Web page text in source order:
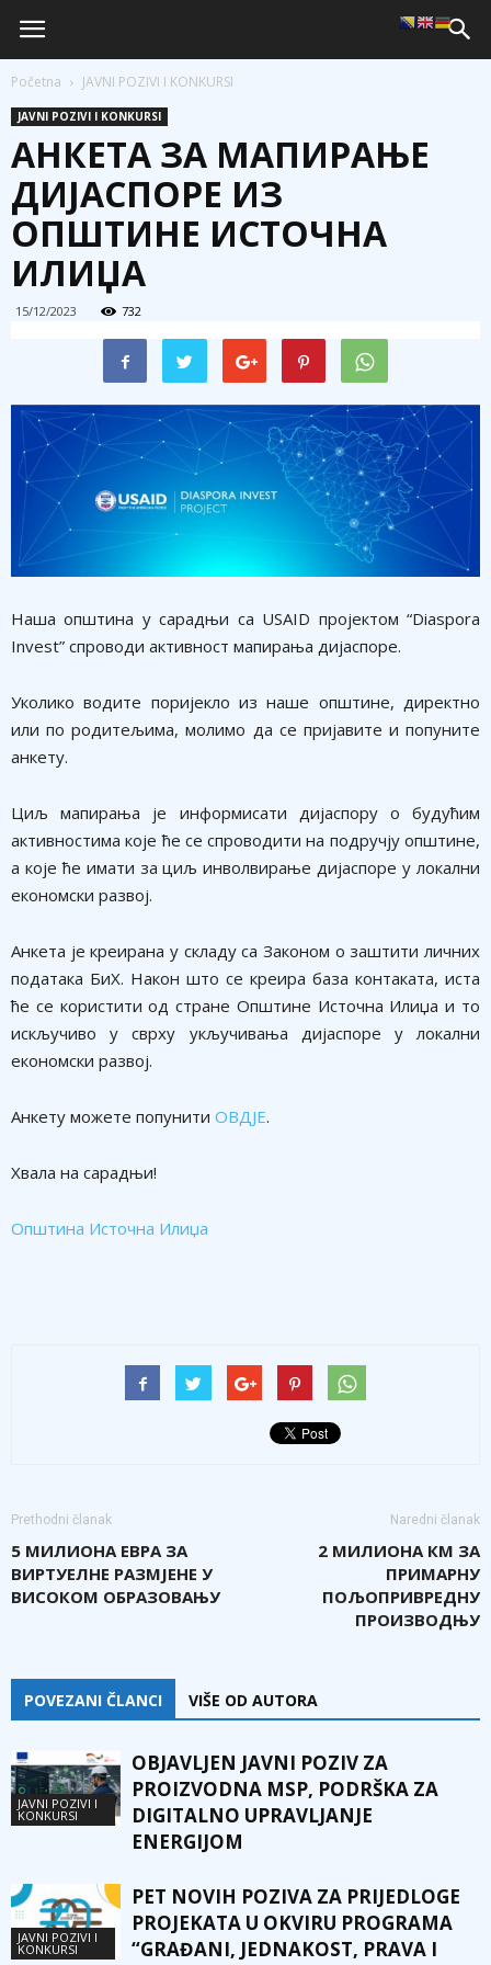
Početna JAVNI POZIVI I KONKURSI
JAVNI POZIVI I KONKURSI
АНКЕТА ЗА МАПИРАЊЕ
ДИЈАСПОРЕ ИЗ
ОПШТИНЕ ИСТОЧНА
ИЛИЏА
15/12/2023 732
Наша општина у сарадњи са USAID пројектом “Diaspora
Invest” спроводи активност мапирања дијаспоре.
Уколико водите поријекло из наше општине, директно
или по родитељима, молимо да се пријавите и попуните
анкету.
Циљ мапирања је информисати дијаспору о будућим
активностима које ће се спроводити на подручју општине,
а које ће имати за циљ инволвирање дијаспоре у локални
економски развој.
Анкета је креирана у складу са Законом о заштити личних
података БиХ. Након што се креира база контаката, иста
ће се користити од стране Општине Источна Илиџа и то
искључиво у сврху укључивања дијаспоре у локални
економски развој.
Анкету можете попунити ОВДЈЕ.
Хвала на сарадњи!
Општина Источна Илиџа
Prethodni članak
5 МИЛИОНА ЕВРА ЗА
ВИРТУЕЛНЕ РАЗМЈЕНЕ У
ВИСОКОМ ОБРАЗОВАЊУ
Naredni članak
2 МИЛИОНА КМ ЗА
ПРИМАРНУ
ПОЉОПРИВРЕДНУ
ПРОИЗВОДЊУ
POVEZANI ČLANCI VIŠE OD AUTORA
JAVNI POZIVI I
KONKURSI
OBJAVLJEN JAVNI POZIV ZA
PROIZVODNA MSP, PODRŠKA ZA
DIGITALNO UPRAVLJANJE
ENERGIJOM
JAVNI POZIVI I
KONKURSI
PET NOVIH POZIVA ZA PRIJEDLOGE
PROJEKATA U OKVIRU PROGRAMA
“GRAĐANI, JEDNAKOST, PRAVA I